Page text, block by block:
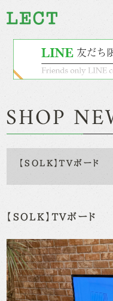
【SOLK】TVボード
【SOLK】TVボード